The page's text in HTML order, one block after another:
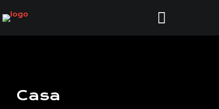
Casa